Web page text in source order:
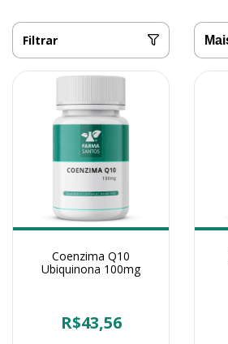
Filtrar
Coenzima Q10
Ubiquinona 100mg
R$43,56